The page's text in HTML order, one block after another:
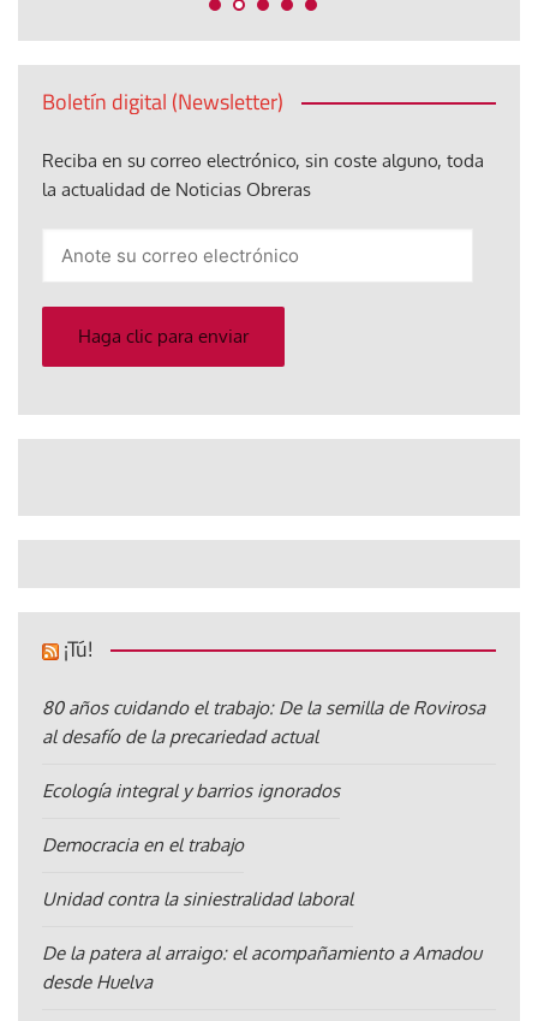
Boletín digital (Newsletter)
Reciba en su correo electrónico, sin coste alguno, toda
la actualidad de Noticias Obreras
electrónico
Haga clic para enviar
¡Tú!
80 años cuidando el trabajo: De la semilla de Rovirosa
al desafío de la precariedad actual
Ecología integral y barrios ignorados
Democracia en el trabajo
Unidad contra la siniestralidad laboral
De la patera al arraigo: el acompañamiento a Amadou
desde Huelva